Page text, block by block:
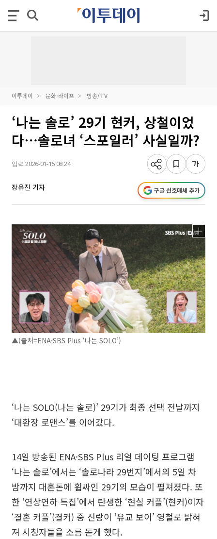
이투데이 문화·라이프 방송/TV
‘나는 솔로’ 29기 현커, 상철이었
다⋯솔로녀 ‘스포일러’ 사실일까?
입력 2026-01-15 08:24
장유진 기자 구글 선호매체 추가
▲(출처=ENA·SBS Plus ‘나는 SOLO’)
‘나는 SOLO(나는 솔로)’ 29기가 최종 선택 전날까지
‘대환장 로맨스’를 이어갔다.
14일 방송된 ENA·SBS Plus 리얼 데이팅 프로그램
‘나는 솔로’에서는 ‘솔로나라 29번지’에서의 5일 차
밤까지 대혼돈에 휩싸인 29기의 모습이 펼쳐졌다. 또
한 ‘연상연하 특집’에서 탄생한 ‘현실 커플’(현커)이자
‘결혼 커플’(결커) 중 신랑이 ‘유교 보이’ 영철로 밝혀
져 시청자들을 소름 돋게 했다.